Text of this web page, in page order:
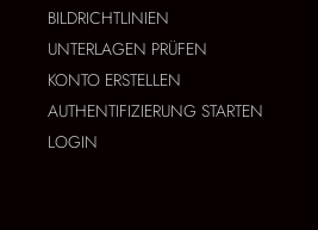
BILDRICHTLINIEN
UNTERLAGEN PRÜFEN
KONTO ERSTELLEN
AUTHENTIFIZIERUNG STARTEN
LOGIN